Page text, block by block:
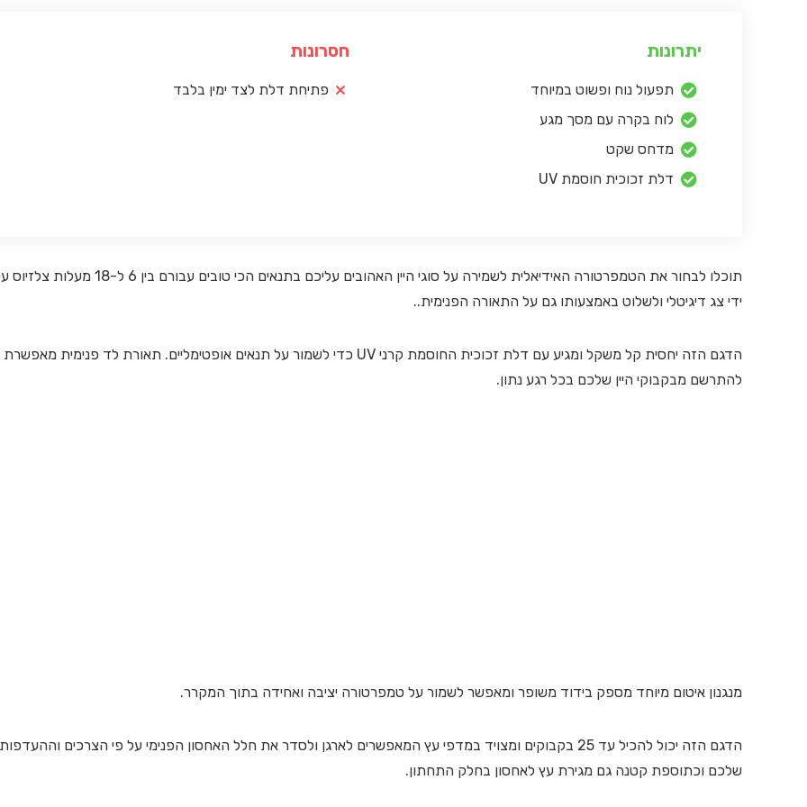
יתרונות
תפעול נוח ופשוט במיוחד
לוח בקרה עם מסך מגע
מדחס שקט
דלת זכוכית חוסמת UV
חסרונות
פתיחת דלת לצד ימין בלבד
תוכלו לבחור את הטמפרטורה האידיאלית לשמירה על סוגי היין האהובים עליכם בתנאים הכי טובים עבורם בין 6 ל-18
ידי צג דיגיטלי ולשלוט באמצעותו גם על התאורה הפנימית..
הדגם הזה יחסית קל משקל ומגיע עם דלת זכוכית החוסמת קרני UV כדי לשמור על תנאים אופטימליים. תאורת לד פנימית מאפשרת
להתרשם מבקבוקי היין שלכם בכל רגע נתון.
מנגנון איטום מיוחד מספק בידוד משופר ומאפשר לשמור על טמפרטורה יציבה ואחידה בתוך המקרר.
הדגם הזה יכול להכיל עד 25 בקבוקים ומצויד במדפי עץ המאפשרים לארגן ולסדר את חלל האחסון הפנימי על פי הצרכים וההעדפות
שלכם וכתוספת קטנה גם מגירת עץ לאחסון בחלק התחתון.